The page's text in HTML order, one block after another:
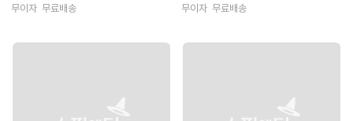
무이자 무료배송
무이자 무료배송